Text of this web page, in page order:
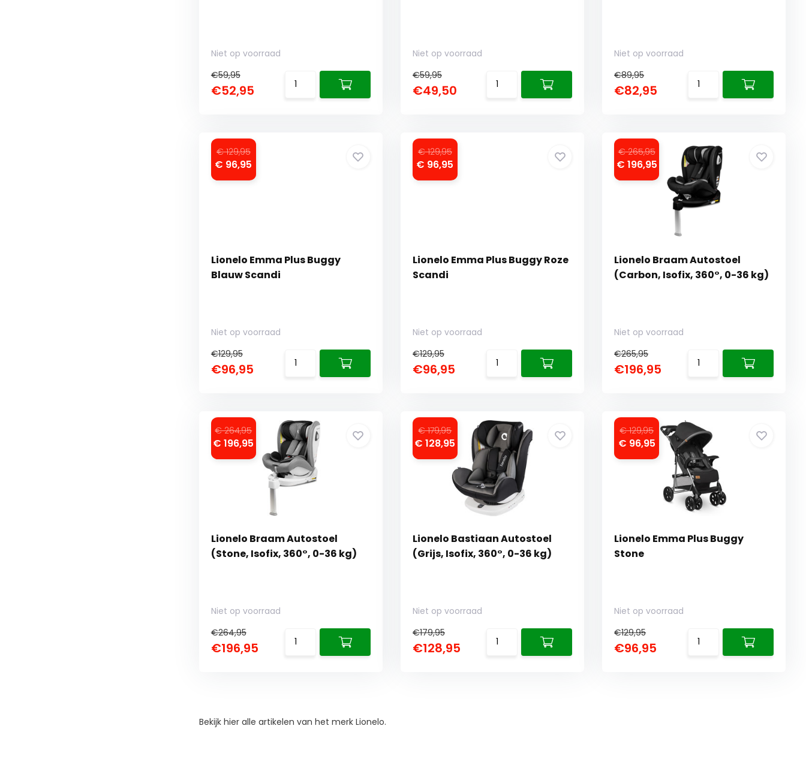
Niet op voorraad
€59,95
€52,95
Niet op voorraad
€59,95
€49,50
Niet op voorraad
€89,95
€82,95
€ 129,95
€ 96,95
Lionelo Emma Plus Buggy
Blauw Scandi
Niet op voorraad
€129,95
€96,95
€ 129,95
€ 96,95
Lionelo Emma Plus Buggy Roze
Scandi
Niet op voorraad
€129,95
€96,95
€ 265,95
€ 196,95
Lionelo Braam Autostoel
(Carbon, Isofix, 360°, 0-36 kg)
Niet op voorraad
€265,95
€196,95
€ 264,95
€ 196,95
Lionelo Braam Autostoel
(Stone, Isofix, 360°, 0-36 kg)
Niet op voorraad
€264,95
€196,95
€ 179,95
€ 128,95
Lionelo Bastiaan Autostoel
(Grijs, Isofix, 360°, 0-36 kg)
Niet op voorraad
€179,95
€128,95
€ 129,95
€ 96,95
Lionelo Emma Plus Buggy
Stone
Niet op voorraad
€129,95
€96,95
Bekijk hier alle artikelen van het merk Lionelo.